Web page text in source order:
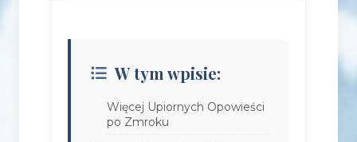
W tym wpisie:
Więcej Upiornych Opowieści
po Zmroku